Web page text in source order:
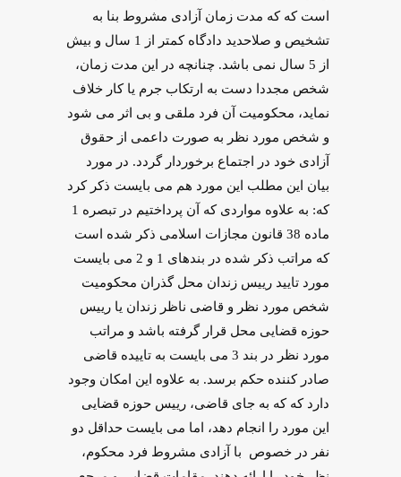
است که که مدت زمان آزادی مشروط بنا به
تشخیص و صلاحدید دادگاه کمتر از 1 سال و بیش
از 5 سال نمی باشد. چنانچه در این مدت زمان،
شخص مجددا دست به ارتکاب جرم یا کار خلاف
نماید، محکومیت آن فرد ملقی و بی اثر می شود
و شخص مورد نظر به صورت داعمی از حقوق
آزادی خود در اجتماع برخوردار گردد. در مورد
بیان این مطلب این مورد هم می بایست ذکر کرد
که: به علاوه مواردی که آن پرداختیم در تبصره 1
ماده 38 قانون مجازات اسلامی ذکر شده است
که مراتب ذکر شده در بندهای 1 و 2 می بایست
مورد تایید رییس زندان محل گذران محکومیت
شخص مورد نظر و قاضی ناظر زندان یا رییس
حوزه قضایی محل قرار گرفته باشد و مراتب
مورد نظر در بند 3 می بایست به تاییده قاضی
صادر کننده حکم برسد. به علاوه این امکان وجود
دارد که که به جای قاضی، رییس حوزه قضایی
این مورد را انجام دهد، اما می بایست حداقل دو
نفر در خصوص با آزادی مشروط فرد محکوم،